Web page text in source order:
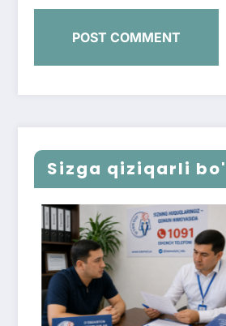
Sizga qiziqarli